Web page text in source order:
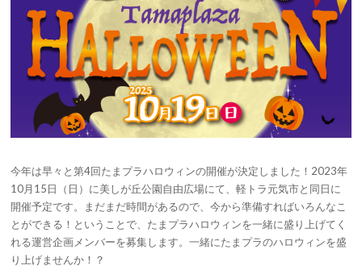
今年は早々と第4回たまプラハロウィンの開催が決定しました！2023年
10月15日（日）に美しが丘公園自由広場にて、軽トラ元気市と同日に
開催予定です。まだまだ時間があるので、今から準備すればいろんなこ
とができる！ということで、たまプラハロウィンを一緒に盛り上げてく
れる運営企画メンバーを募集します。一緒にたまプラのハロウィンを盛
り上げませんか！？